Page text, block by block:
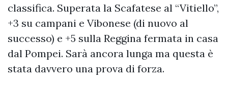
classifica. Superata la Scafatese al “Vitiello”,
+3 su campani e Vibonese (di nuovo al
successo) e +5 sulla Reggina fermata in casa
dal Pompei. Sarà ancora lunga ma questa è
stata davvero una prova di forza.